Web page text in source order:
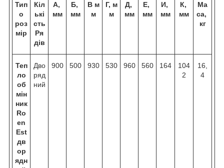
Тип
о
роз
мір
Кіл
ькі
сть
Ря
дів
А,
мм
Б,
мм
В м
м
Г, м
м
Д,
мм
Е,
мм
И,
мм
К,
мм
Ма
са,
кг
Теп
ло
об
мін
ник
Ro
en
Est
дв
ор
ядн
Дво
ряд
ний
900 500 930 530 960 560 164
104
2
16,
4